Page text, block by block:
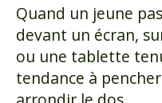
Quand un jeune
devant un écran,
ou une tablette
tendance à